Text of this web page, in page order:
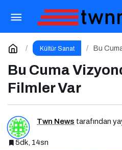
Kültür Sanat Bu
Bu Cuma
Filmler Var
Twn News tarafından
5dk, 14sn
Senarist Betül
Şarkılar
Yorum Yap